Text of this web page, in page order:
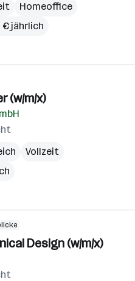
Homeoffice
€ jährlich
(w/m/x)
Vollzeit
Design (w/m/x)